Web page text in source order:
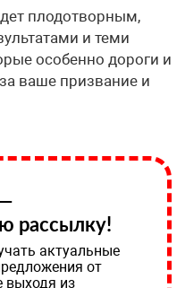
плодотворным,
и теми
особенно дороги и
ваше призвание и
рассылку!
актуальные
от
выходя из